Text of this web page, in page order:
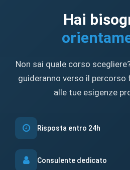
Hai
Non sai quale corso
guideranno verso il
alle tue esigenze
Risposta entro 24h
Consulente dedicato